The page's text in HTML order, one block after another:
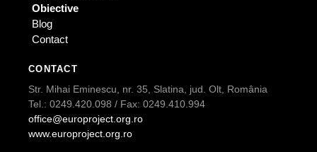
Obiective
Blog
Contact
CONTACT
Str. Mihai Eminescu, nr. 35, Slatina, jud. Olt, România
Tel.: 0249.420.098 / Fax: 0249.410.994
office@europroject.org.ro
www.europroject.org.ro